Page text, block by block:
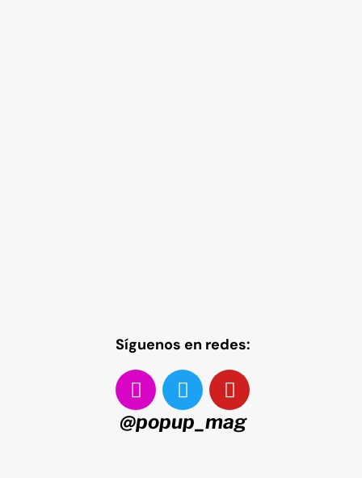
Síguenos en redes:
@popup_mag